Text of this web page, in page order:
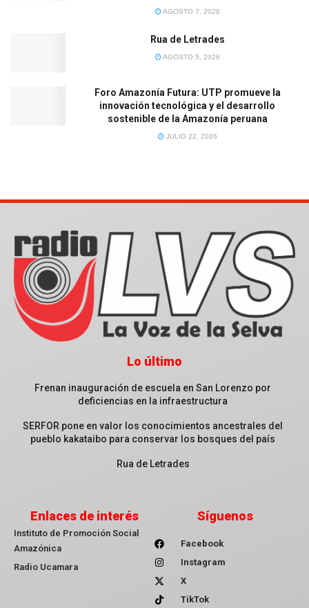
AGOSTO 7, 2026
Rua de Letrades
AGOSTO 5, 2026
Foro Amazonía Futura: UTP promueve la
innovación tecnológica y el desarrollo
sostenible de la Amazonía peruana
JULIO 22, 2026
Lo último
Frenan inauguración de escuela en San Lorenzo por
deficiencias en la infraestructura
SERFOR pone en valor los conocimientos ancestrales del
pueblo kakataibo para conservar los bosques del país
Rua de Letrades
Enlaces de interés
Instituto de Promoción Social
Amazónica
Radio Ucamara
Síguenos
Facebook
Instagram
X
TikTok